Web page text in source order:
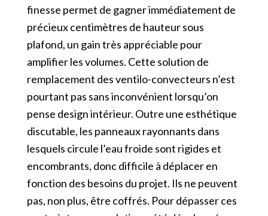
finesse permet de gagner immédiatement de
précieux centimètres de hauteur sous
plafond, un gain très appréciable pour
amplifier les volumes. Cette solution de
remplacement des ventilo-convecteurs n’est
pourtant pas sans inconvénient lorsqu’on
pense design intérieur. Outre une esthétique
discutable, les panneaux rayonnants dans
lesquels circule l’eau froide sont rigides et
encombrants, donc difficile à déplacer en
fonction des besoins du projet. Ils ne peuvent
pas, non plus, être coffrés. Pour dépasser ces